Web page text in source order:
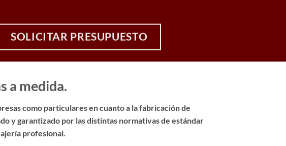
SOLICITAR PRESUPUESTO
a medida.
como particulares en cuanto a la fabricación de
y garantizado por las distintas normativas de estándar
profesional.